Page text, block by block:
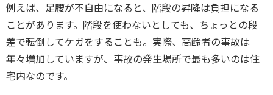
例えば、足腰が不自由になると、階段の昇降は負担になる
ことがあります。階段を使わないとしても、ちょっとの段
差で転倒してケガをすることも。実際、高齢者の事故は
年々増加していますが、事故の発生場所で最も多いのは住
宅内なのです。